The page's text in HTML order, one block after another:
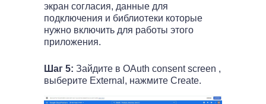
экран согласия, данные для
подключения и библиотеки которые
нужно включить для работы этого
приложения.
Шаг 5: Зайдите в OAuth consent screen ,
выберите External, нажмите Create.